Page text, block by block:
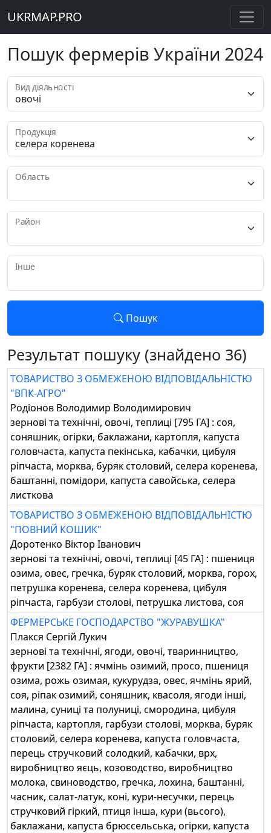
UKRMAP.PRO
Пошук фермерів України 2024
Вид діяльності
Продукція
Область
Район
Інше
Пошук
Результат пошуку (знайдено 36)
ТОВАРИСТВО З ОБМЕЖЕНОЮ ВІДПОВІДАЛЬНІСТЮ
"ВПК-АГРО"
Родіонов Володимир Володимирович
зернові та технічні, овочі, теплиці [795 ГА] : соя,
соняшник, огірки, баклажани, картопля, капуста
головчаста, капуста пекінська, кабачки, цибуля
ріпчаста, морква, буряк столовий, селера коренева,
баштанні, помідори, капуста савойська, селера
листкова
ТОВАРИСТВО З ОБМЕЖЕНОЮ ВІДПОВІДАЛЬНІСТЮ
"ПОВНИЙ КОШИК"
Доротенко Віктор Іванович
зернові та технічні, овочі, теплиці [45 ГА] : пшениця
озима, овес, гречка, буряк столовий, морква, горох,
петрушка коренева, селера коренева, цибуля
ріпчаста, гарбузи столові, петрушка листова, соя
ФЕРМЕРСЬКЕ ГОСПОДАРСТВО "ЖУРАВУШКА"
Плакся Сергій Лукич
зернові та технічні, ягоди, овочі, тваринництво,
фрукти [2382 ГА] : ячмінь озимий, просо, пшениця
озима, рожь озимая, кукурудза, овес, ячмінь ярий,
соя, ріпак озимий, соняшник, квасоля, ягоди інші,
малина, суниці та полуниці, смородина, цибуля
ріпчаста, картопля, гарбузи столові, морква, буряк
столовий, селера коренева, капуста головчаста,
перець стручковий солодкий, кабачки, врх,
виробництво яєць, козоводство, виробництво
молока, свиноводство, гречка, лохина, баштанні,
часник, салат-латук, коні, кури-несучки, перець
стручковий гіркий, птиця інша, кури (вьсого),
баклажани, капуста брюссельська, огірки, капуста